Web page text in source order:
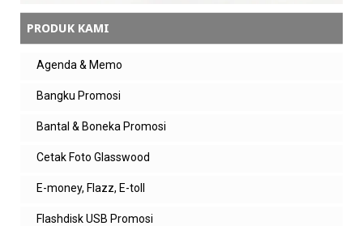
PRODUK KAMI
Agenda & Memo
Bangku Promosi
Bantal & Boneka Promosi
Cetak Foto Glasswood
E-money, Flazz, E-toll
Flashdisk USB Promosi